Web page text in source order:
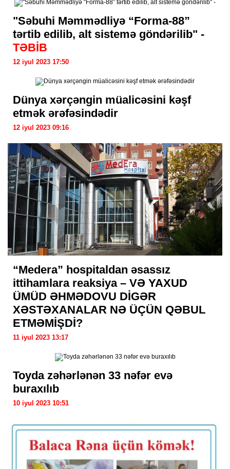
"Səbuhi Məmmədliyə “Forma-88”
tərtib edilib, alt sistemə göndərilib" -
TƏBİB
12 iyul 2023 17:50
Dünya xərçəngin müalicəsini kəşf
etmək ərəfəsindədir
12 iyul 2023 09:16
“Medera” hospitaldan əsassız
ittihamlara reaksiya – VƏ YAXUD
ÜMÜD ƏHMƏDOVU DİGƏR
XƏSTƏXANALAR NƏ ÜÇÜN QƏBUL
ETMƏMİŞDİ?
11 iyul 2023 13:17
Toyda zəhərlənən 33 nəfər evə
buraxılıb
10 iyul 2023 10:51